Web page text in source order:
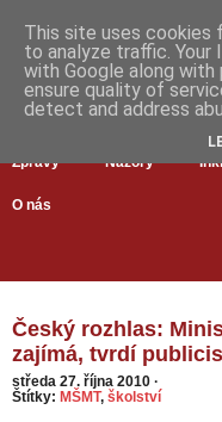
Zprávy Názory
O nás
Český rozhlas:
zajímá, tvrdí
středa 27. října 2010 ·
Štítky: MŠMT, školství
This site uses cookies
to analyze traffic. Your
with Google along
ensure quality of
detect and address